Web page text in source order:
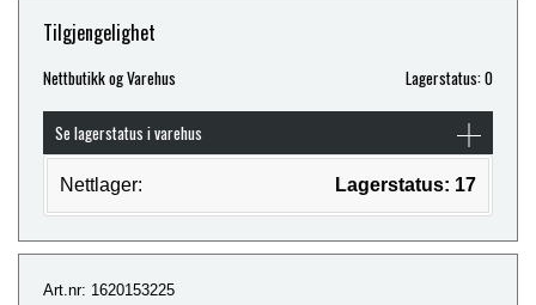
Tilgjengelighet
Nettbutikk og Varehus Lagerstatus: 0
Se lagerstatus i varehus
Nettlager: Lagerstatus: 17
Art.nr: 1620153225